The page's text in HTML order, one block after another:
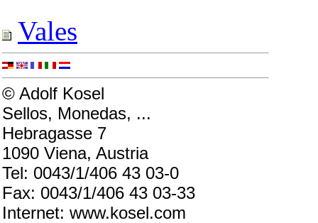
Vales
© Adolf Kosel
Sellos, Monedas, ...
Hebragasse 7
1090 Viena, Austria
Tel: 0043/1/406 43 03-0
Fax: 0043/1/406 43 03-33
Internet: www.kosel.com